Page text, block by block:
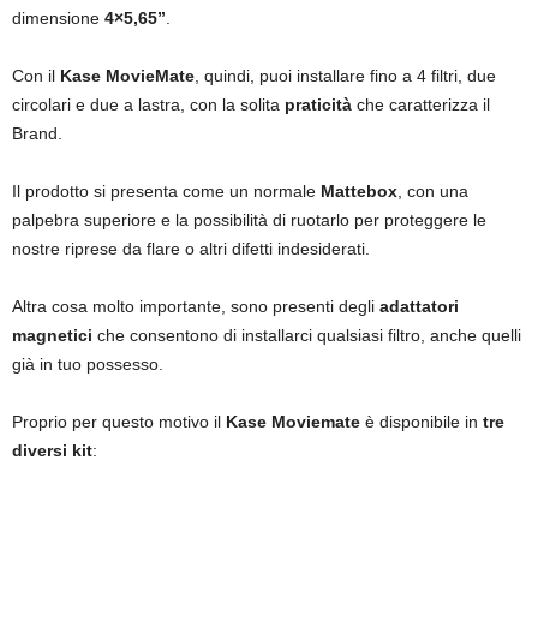
dimensione 4×5,65”
Con il Kase MovieMate , quindi, puoi installare fino a 4 filtri, due
circolari e due a lastra, con la solita praticità che caratterizza il
Brand.
Il prodotto si presenta come un normale Mattebox , con una
palpebra superiore e la possibilità di ruotarlo per proteggere le
nostre riprese da flare o altri difetti indesiderati.
Altra cosa molto importante, sono presenti degli adattatori
magnetici che consentono di installarci qualsiasi filtro, anche quelli
già in tuo possesso.
Proprio per questo motivo il Kase Moviemate è disponibile in tre
diversi kit: